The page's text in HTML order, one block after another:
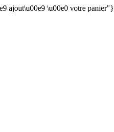
ajout\u00e9 \u00e0 votre panier"}